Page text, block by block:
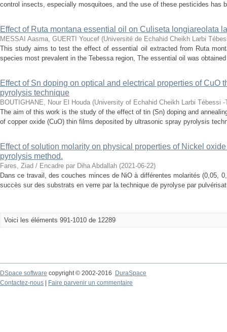
control insects, especially mosquitoes, and the use of these pesticides has
Effect of Ruta montana essential oil on Culiseta longiareolata
MESSAI Aasma, GUERTI Youcef (Université de Echahid Cheikh Larbi
This study aims to test the effect of essential oil extracted from Ruta
species most prevalent in the Tebessa region, The essential oil was
Effect of Sn doping on optical and electrical properties of CuO
pyrolysis technique
BOUTIGHANE, Nour El Houda (University of Echahid Cheikh Larbi Tébessi -
The aim of this work is the study of the effect of tin (Sn) doping and
of copper oxide (CuO) thin films deposited by ultrasonic spray pyrolysis
Effect of solution molarity on physical properties of Nickel
pyrolysis method.
Fares, Ziad / Encadre par Diha Abdallah (2021-06-22)
Dans ce travail, des couches minces de NiO à différentes molarités (0,05,
succès sur des substrats en verre par la technique de pyrolyse par
Voici les éléments 991-1010 de 12289
DSpace software copyright © 2002-2016
DuraSpace
Contactez-nous
Faire parvenir un commentaire